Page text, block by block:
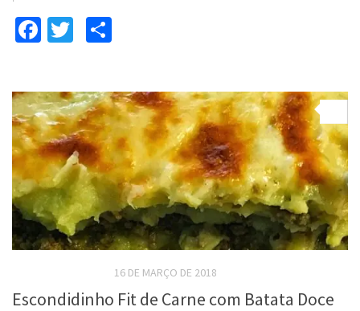
Facebook
Twitter
16 DE MARÇO DE 2018
Escondidinho Fit de Carne com Batata Doce